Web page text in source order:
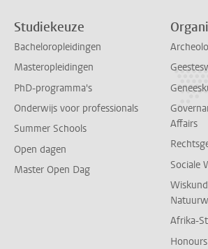
Studiekeuze
Bacheloropleidingen
Masteropleidingen
PhD-programma's
Onderwijs voor professionals
Summer Schools
Open dagen
Master Open Dag
Affairs
Sociale
Afrika-